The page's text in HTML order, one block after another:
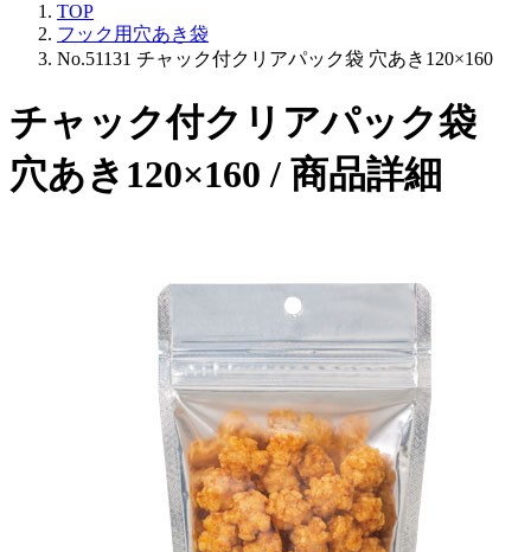
TOP
フック用穴あき袋
No.51131 チャック付クリアパック袋 穴あき120×160
チャック付クリアパック袋
穴あき120×160 / 商品詳細